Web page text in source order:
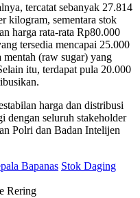
tercatat sebanyak 27.814
kilogram, sementara stok
harga rata-rata Rp80.000
tersedia mencapai 25.000
(raw sugar) yang
itu, terdapat pula 20.000
harga dan distribusi
dengan seluruh stakeholder
Polri dan Badan Intelijen
Bapanas Stok Daging
Rering